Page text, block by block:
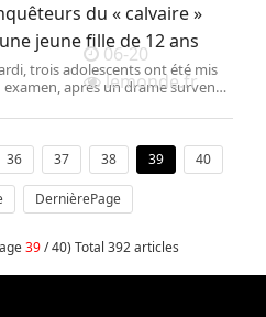
du « calvaire »
jeune fille de 12 ans
trois adolescents ont été mis
examen, après un drame survenu
qui suscite une vive émotion,
juive.
06-20
lemonde.fr
36 37 38 39 40
DernièrePage
39/ 40) Total 392 articles